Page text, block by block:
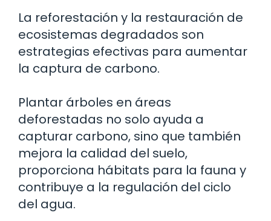
La reforestación y la restauración de
ecosistemas degradados son
estrategias efectivas para aumentar
la captura de carbono.
Plantar árboles en áreas
deforestadas no solo ayuda a
capturar carbono, sino que también
mejora la calidad del suelo,
proporciona hábitats para la fauna y
contribuye a la regulación del ciclo
del agua.